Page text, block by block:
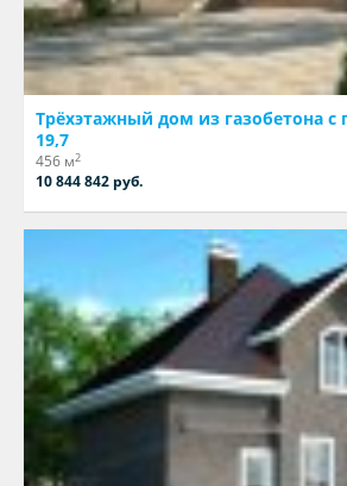
Трёхэтажный дом из газобетона с
19,7
456 м2
10 844 842 руб.